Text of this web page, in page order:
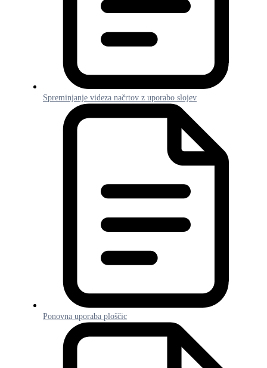
Spreminjanje videza načrtov z uporabo slojev
Ponovna uporaba ploščic